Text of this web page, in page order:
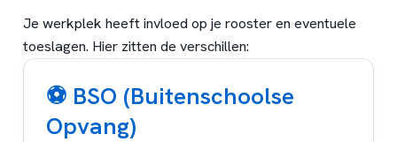
Je werkplek heeft invloed op je rooster en eventuele
toeslagen. Hier zitten de verschillen:
⚽ BSO (Buitenschoolse
Opvang)